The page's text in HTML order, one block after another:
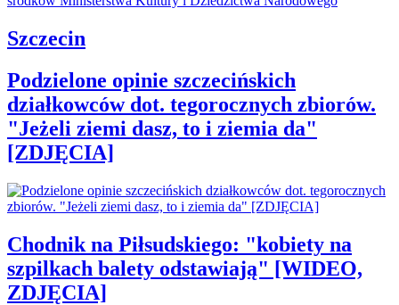
Szczecin
Podzielone opinie szczecińskich
działkowców dot. tegorocznych zbiorów.
"Jeżeli ziemi dasz, to i ziemia da"
[ZDJĘCIA]
Chodnik na Piłsudskiego: "kobiety na
szpilkach balety odstawiają" [WIDEO,
ZDJĘCIA]